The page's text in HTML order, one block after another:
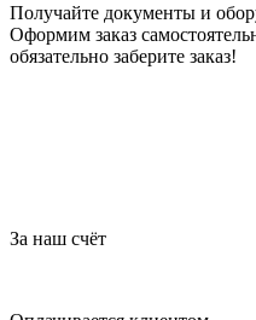
Получайте документы и
Оформим заказ
обязательно заберите заказ!
За наш счёт